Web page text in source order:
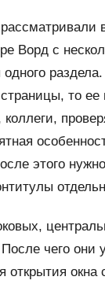
Ворд с
то ее
этого
чего они
открытия окна